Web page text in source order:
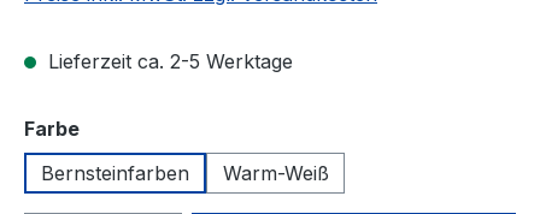
Lieferzeit ca. 2-5 Werktage
Farbeauswählen
Bernsteinfarben
Warm-Weiß